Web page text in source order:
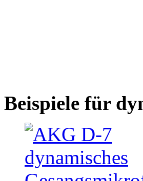
Beispiele für